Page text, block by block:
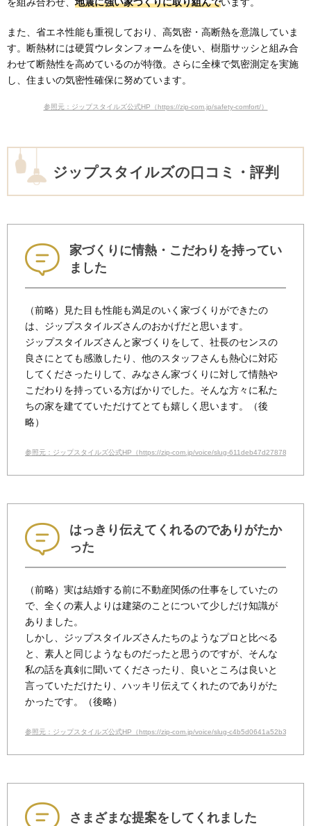
また、省エネ性能も重視しており、高気密・高断熱を意識していま
す。断熱材には硬質ウレタンフォームを使い、樹脂サッシと組み合
わせて断熱性を高めているのが特徴。さらに全棟で気密測定を実施
し、住まいの気密性確保に努めています。
参照元：ジップスタイルズ公式HP（https://zip-com.jp/safety-comfort/）
ジップスタイルズの口コミ・評判
家づくりに情熱・こだわりを持ってい
ました
（前略）見た目も性能も満足のいく家づくりができたの
は、ジップスタイルズさんのおかげだと思います。
ジップスタイルズさんと家づくりをして、社長のセンスの
良さにとても感激したり、他のスタッフさんも熱心に対応
してくださったりして、みなさん家づくりに対して情熱や
こだわりを持っている方ばかりでした。そんな方々に私た
ちの家を建てていただけてとても嬉しく思います。（後
略）
参照元：ジップスタイルズ公式HP（https://zip-com.jp/voice/slug-
はっきり伝えてくれるのでありがたか
った
（前略）実は結婚する前に不動産関係の仕事をしていたの
で、全くの素人よりは建築のことについて少しだけ知識が
ありました。
しかし、ジップスタイルズさんたちのようなプロと比べる
と、素人と同じようなものだったと思うのですが、そんな
私の話を真剣に聞いてくださったり、良いところは良いと
言っていただけたり、ハッキリ伝えてくれたのでありがた
かったです。（後略）
参照元：ジップスタイルズ公式HP（https://zip-com.jp/voice/slug-
さまざまな提案をしてくれました